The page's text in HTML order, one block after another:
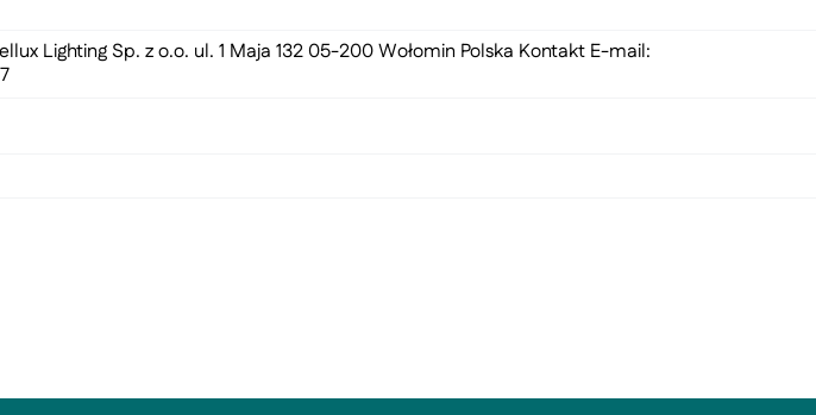
Lighting Sp. z o.o. ul. 1 Maja 132 05-200 Wołomin Polska Kontakt E-mail: